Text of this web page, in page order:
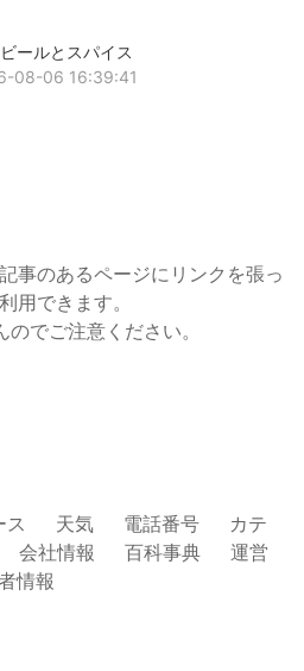
ールとスパイス
08-06 16:39:41
事のあるページにリンクを張っ
用できます。
でご注意ください。
ス 天気 電話番号
カテ
会社情報 百科事典
運営
情報